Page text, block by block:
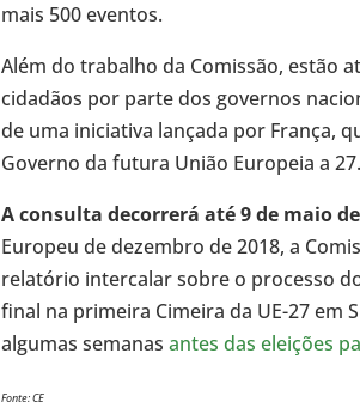
mais 500 eventos.
Além do trabalho da Comissão, estão
cidadãos por parte dos governos
de uma iniciativa lançada por França,
Governo da futura União Europeia a 27.
A consulta decorrerá até 9 de maio
Europeu de dezembro de 2018, a
relatório intercalar sobre o processo
final na primeira Cimeira da UE-27 em
algumas semanasantes das eleições
Fonte: CE